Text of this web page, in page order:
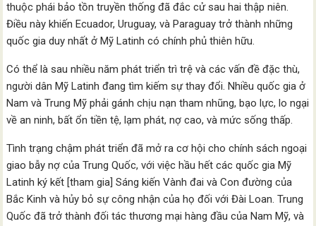
thuộc phái bảo tồn truyền thống đã đắc cử sau hai thập niên.
Điều này khiến Ecuador, Uruguay, và Paraguay trở thành những
quốc gia duy nhất ở Mỹ Latinh có chính phủ thiên hữu.
Có thể là sau nhiều năm phát triển trì trệ và các vấn đề đặc thù,
người dân Mỹ Latinh đang tìm kiếm sự thay đổi. Nhiều quốc gia ở
Nam và Trung Mỹ phải gánh chịu nạn tham nhũng, bạo lực, lo ngại
về an ninh, bất ổn tiền tệ, lạm phát, nợ cao, và mức sống thấp.
Tình trạng chậm phát triển đã mở ra cơ hội cho chính sách ngoại
giao bẫy nợ của Trung Quốc, với việc hầu hết các quốc gia Mỹ
Latinh ký kết [tham gia] Sáng kiến Vành đai và Con đường của
Bắc Kinh và hủy bỏ sự công nhận của họ đối với Đài Loan. Trung
Quốc đã trở thành đối tác thương mại hàng đầu của Nam Mỹ, và